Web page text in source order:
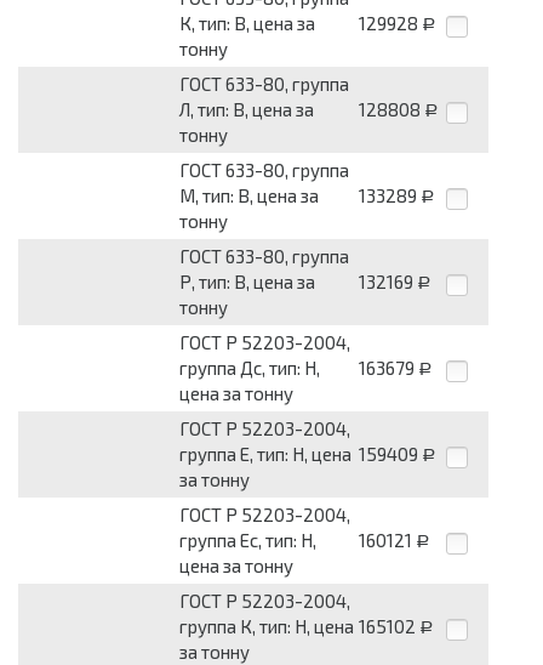
К, тип: В, цена за
тонну
129928 Р
ГОСТ 633-80, группа
Л, тип: В, цена за
тонну
128808 Р
ГОСТ 633-80, группа
М, тип: В, цена за
тонну
133289 Р
ГОСТ 633-80, группа
Р, тип: В, цена за
тонну
132169 Р
ГОСТ Р 52203-2004,
группа Дс, тип: Н,
цена за тонну
163679 Р
ГОСТ Р 52203-2004,
группа Е, тип: Н, цена
за тонну
159409 Р
ГОСТ Р 52203-2004,
группа Ес, тип: Н,
цена за тонну
160121 Р
ГОСТ Р 52203-2004,
группа К, тип: Н, цена
за тонну
165102 Р